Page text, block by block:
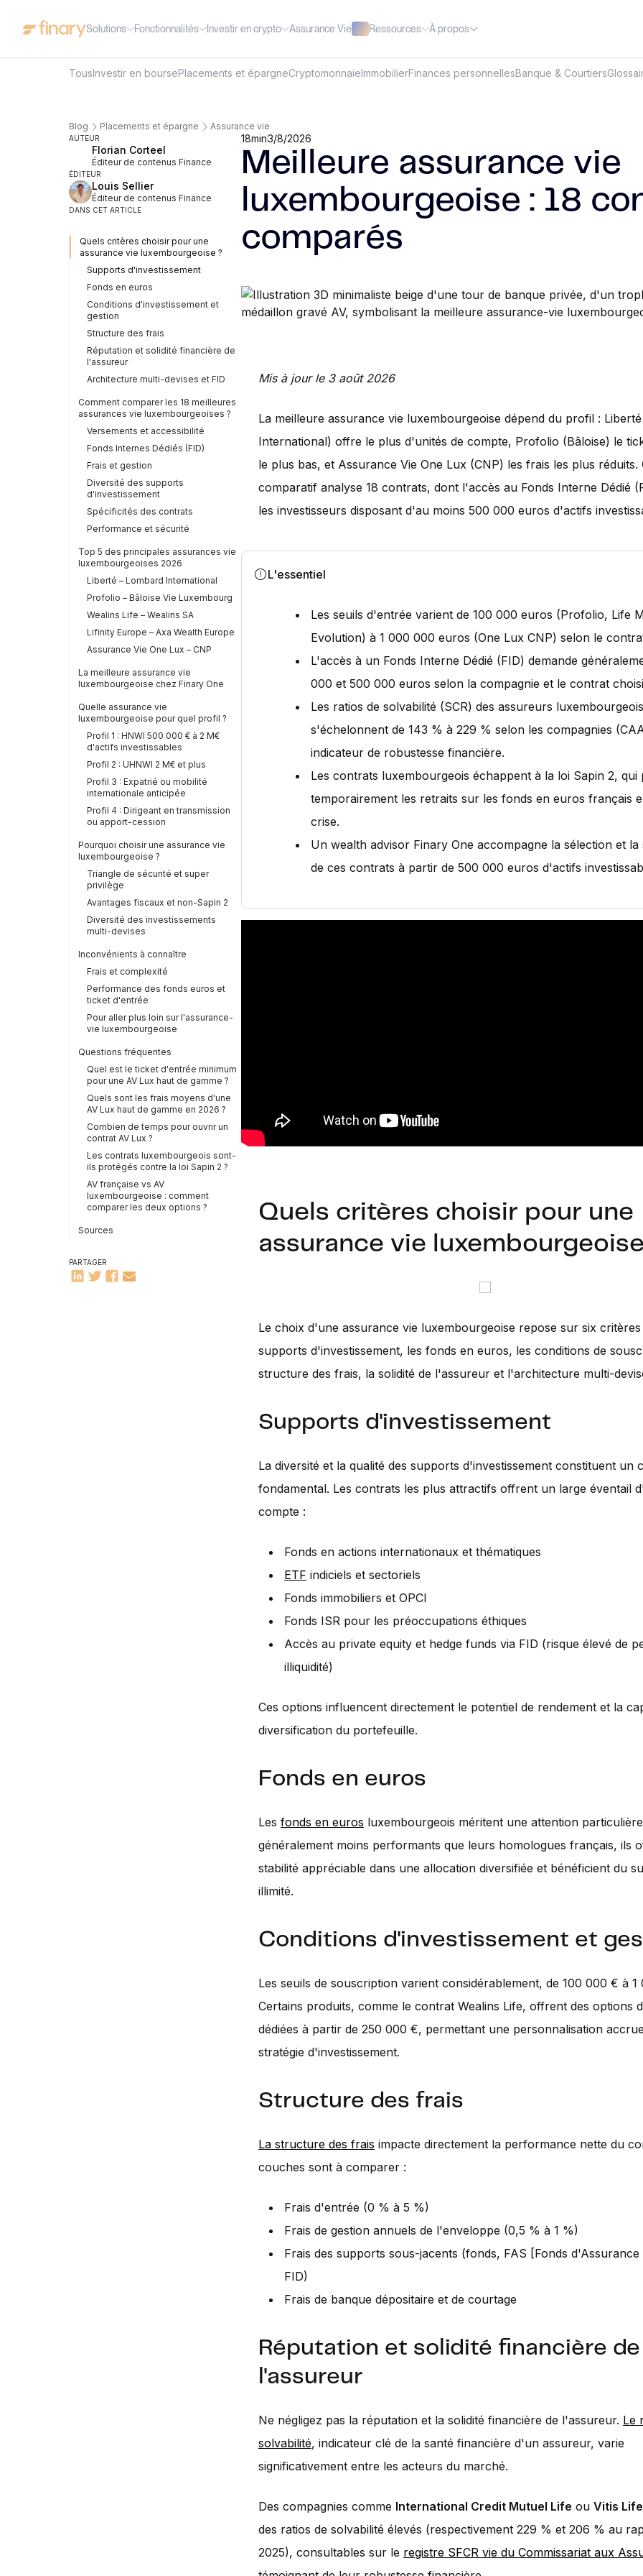
Solutions Fonctionnalités Investir en crypto Assurance Vie Ressources À propos
Blog Placements et épargne Assurance vie
AUTEUR
Florian Corteel
Éditeur de contenus Finance
ÉDITEUR
Louis Sellier
Éditeur de contenus Finance
DANS CET ARTICLE
Quels critères choisir pour une
assurance vie luxembourgeoise ?
Supports d'investissement
Fonds en euros
Conditions d'investissement et
gestion
Structure des frais
Réputation et solidité financière de
l'assureur
Architecture multi-devises et FID
Comment comparer les 18 meilleures
assurances vie luxembourgeoises ?
Versements et accessibilité
Fonds Internes Dédiés (FID)
Frais et gestion
Diversité des supports
d'investissement
Spécificités des contrats
Performance et sécurité
Top 5 des principales assurances vie
luxembourgeoises 2026
Liberté – Lombard International
Profolio – Bâloise Vie Luxembourg
Wealins Life – Wealins SA
Lifinity Europe – Axa Wealth Europe
Assurance Vie One Lux – CNP
La meilleure assurance vie
luxembourgeoise chez Finary One
Quelle assurance vie
luxembourgeoise pour quel profil ?
Profil 1 : HNWI 500 000 € à 2 M€
d'actifs investissables
Profil 2 : UHNWI 2 M€ et plus
Profil 3 : Expatrié ou mobilité
internationale anticipée
Profil 4 : Dirigeant en transmission
ou apport-cession
Pourquoi choisir une assurance vie
luxembourgeoise ?
Triangle de sécurité et super
privilège
Avantages fiscaux et non-Sapin 2
Diversité des investissements
multi-devises
Inconvénients à connaître
Frais et complexité
Performance des fonds euros et
ticket d'entrée
Pour aller plus loin sur l'assurance-
vie luxembourgeoise
Questions fréquentes
Quel est le ticket d'entrée minimum
pour une AV Lux haut de gamme ?
Quels sont les frais moyens d'une
AV Lux haut de gamme en 2026 ?
Combien de temps pour ouvrir un
contrat AV Lux ?
Les contrats luxembourgeois sont-
ils protégés contre la loi Sapin 2 ?
AV française vs AV
luxembourgeoise : comment
comparer les deux options ?
Sources
PARTAGER
18min3/8/2026
Meilleure assurance vie
luxembourgeoise : 18
comparés
Mis à jour le 3 août 2026
La meilleure assurance vie luxembourgeoise dépend du profil :
International) offre le plus d'unités de compte, Profolio (Bâloise) le
le plus bas, et Assurance Vie One Lux (CNP) les frais les plus réduits.
comparatif analyse 18 contrats, dont l'accès au Fonds Interne Dédié
les investisseurs disposant d'au moins 500 000 euros d'actifs
L'essentiel
Les seuils d'entrée varient de 100 000 euros (Profolio, Life
Evolution) à 1 000 000 euros (One Lux CNP) selon le
L'accès à un Fonds Interne Dédié (FID) demande
000 et 500 000 euros selon la compagnie et le contrat
Les ratios de solvabilité (SCR) des assureurs luxembourgeois
s'échelonnent de 143 % à 229 % selon les compagnies
indicateur de robustesse financière.
Les contrats luxembourgeois échappent à la loi Sapin 2, qui
temporairement les retraits sur les fonds en euros français
crise.
Un wealth advisor Finary One accompagne la sélection et
de ces contrats à partir de 500 000 euros d'actifs
Quels critères choisir pour une
assurance vie
Le choix d'une assurance vie luxembourgeoise repose sur six critères
supports d'investissement, les fonds en euros, les conditions de
structure des frais, la solidité de l'assureur et l'architecture multi-
Supports d'investissement
La diversité et la qualité des supports d'investissement constituent un
fondamental. Les contrats les plus attractifs offrent un large éventail
compte :
Fonds en actions internationaux et thématiques
ETF indiciels et sectoriels
Fonds immobiliers et OPCI
Fonds ISR pour les préoccupations éthiques
Accès au private equity et hedge funds via FID (risque élevé de
illiquidité)
Ces options influencent directement le potentiel de rendement et la
diversification du portefeuille.
Fonds en euros
Les fonds en euros luxembourgeois méritent une attention
généralement moins performants que leurs homologues français, ils
stabilité appréciable dans une allocation diversifiée et bénéficient du
illimité.
Conditions d'investissement et
Les seuils de souscription varient considérablement, de 100 000 € à
Certains produits, comme le contrat Wealins Life, offrent des options
dédiées à partir de 250 000 €, permettant une personnalisation
stratégie d'investissement.
Structure des frais
La structure des frais impacte directement la performance nette du
couches sont à comparer :
Frais d'entrée (0 % à 5 %)
Frais de gestion annuels de l'enveloppe (0,5 % à 1 %)
Frais des supports sous-jacents (fonds, FAS [Fonds d'Assurance
FID)
Frais de banque dépositaire et de courtage
Réputation et solidité financière de
l'assureur
Ne négligez pas la réputation et la solidité financière de l'assureur. Le
solvabilité, indicateur clé de la santé financière d'un assureur, varie
significativement entre les acteurs du marché.
Des compagnies comme International Credit Mutuel Life ou Vitis Life
des ratios de solvabilité élevés (respectivement 229 % et 206 % au
2025), consultables sur le registre SFCR vie du Commissariat aux
TousInvestir en boursePlacements et épargneCryptomonnaieImmobilierFinances personnellesBanque & Courtiers